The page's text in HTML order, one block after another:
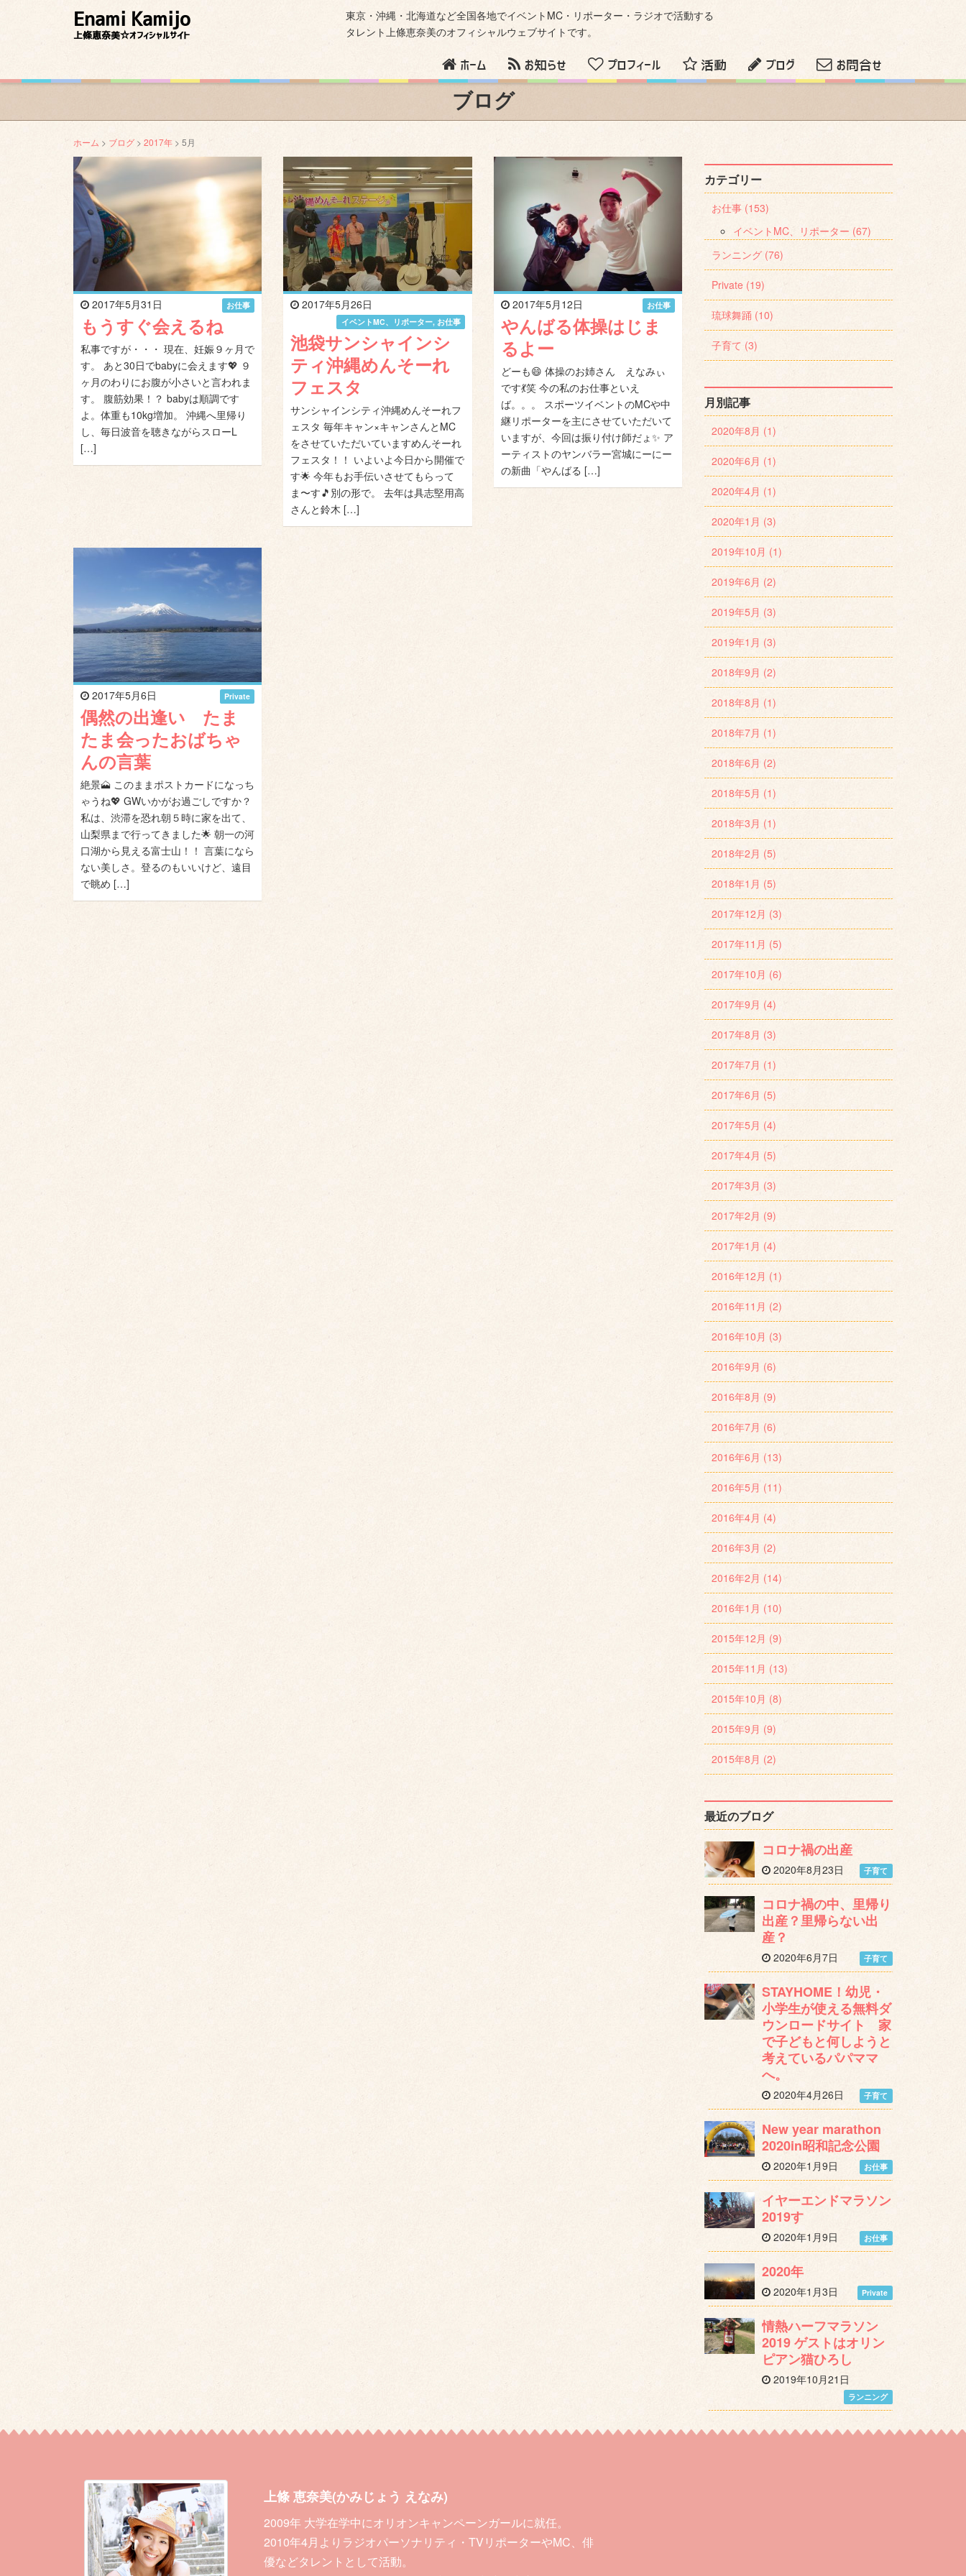
Enami Kamijo
上條恵奈美☆オフィシャルサイト
東京・沖縄・北海道など全国各地でイベントMC・リポーター・ラジオで活動する
タレント上條恵奈美のオフィシャルウェブサイトです。
ホーム お知らせ プロフィール 活動 ブログ お問合せ
ブログ
ホーム > ブログ > 2017年 > 5月
2017年5月31日 お仕事
もうすぐ会えるね
私事ですが・・・ 現在、妊娠９ヶ月で
す。 あと30日でbabyに会えます💖 ９
ヶ月のわりにお腹が小さいと言われま
す。 腹筋効果！？ babyは順調です
よ。体重も10kg増加。 沖縄へ里帰り
し、毎日波音を聴きながらスローL
[…]
2017年5月26日
イベントMC、リポーター, お仕事
池袋サンシャインシ
ティ沖縄めんそーれ
フェスタ
サンシャインシティ沖縄めんそーれフ
ェスタ 毎年キャン×キャンさんとMC
をさせていただいていますめんそーれ
フェスタ！！ いよいよ今日から開催で
す🌟 今年もお手伝いさせてもらって
ま〜す🎵別の形で。 去年は具志堅用高
さんと鈴木 […]
2017年5月12日 お仕事
やんばる体操はじま
るよー
どーも😄 体操のお姉さん えなみぃ
です💃笑 今の私のお仕事といえ
ば。。。 スポーツイベントのMCや中
継リポーターを主にさせていただいて
いますが、今回は振り付け師だょ✨ ア
ーティストのヤンバラー宮城にーにー
の新曲「やんばる […]
2017年5月6日 Private
偶然の出逢い たま
たま会ったおばちゃ
んの言葉
絶景🗻 このままポストカードになっち
ゃうね💖 GWいかがお過ごしですか？
私は、渋滞を恐れ朝５時に家を出て、
山梨県まで行ってきました🌟 朝一の河
口湖から見える富士山！！ 言葉になら
ない美しさ。登るのもいいけど、遠目
で眺め […]
カテゴリー
お仕事 (153)
イベントMC、リポーター (67)
ランニング (76)
Private (19)
琉球舞踊 (10)
子育て (3)
月別記事
2020年8月 (1)
2020年6月 (1)
2020年4月 (1)
2020年1月 (3)
2019年10月 (1)
2019年6月 (2)
2019年5月 (3)
2019年1月 (3)
2018年9月 (2)
2018年8月 (1)
2018年7月 (1)
2018年6月 (2)
2018年5月 (1)
2018年3月 (1)
2018年2月 (5)
2018年1月 (5)
2017年12月 (3)
2017年11月 (5)
2017年10月 (6)
2017年9月 (4)
2017年8月 (3)
2017年7月 (1)
2017年6月 (5)
2017年5月 (4)
2017年4月 (5)
2017年3月 (3)
2017年2月 (9)
2017年1月 (4)
2016年12月 (1)
2016年11月 (2)
2016年10月 (3)
2016年9月 (6)
2016年8月 (9)
2016年7月 (6)
2016年6月 (13)
2016年5月 (11)
2016年4月 (4)
2016年3月 (2)
2016年2月 (14)
2016年1月 (10)
2015年12月 (9)
2015年11月 (13)
2015年10月 (8)
2015年9月 (9)
2015年8月 (2)
最近のブログ
コロナ禍の出産
2020年8月23日 子育て
コロナ禍の中、里帰り
出産？里帰らない出
産？
2020年6月7日 子育て
STAYHOME！幼児・
小学生が使える無料ダ
ウンロードサイト 家
で子どもと何しようと
考えているパパママ
へ。
2020年4月26日 子育て
New year marathon
2020in昭和記念公園
2020年1月9日 お仕事
イヤーエンドマラソン
2019す
2020年1月9日 お仕事
2020年
2020年1月3日 Private
情熱ハーフマラソン
2019 ゲストはオリン
ピアン猫ひろし
2019年10月21日
ランニング
上條 恵奈美(かみじょう えなみ)
2009年 大学在学中にオリオンキャンペーンガールに就任。
2010年4月よりラジオパーソナリティ・TVリポーターやMC、俳
優などタレントとして活動。